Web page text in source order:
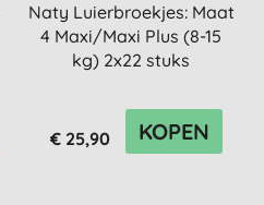
Naty Luierbroekjes: Maat
4 Maxi/Maxi Plus (8-15
kg) 2x22 stuks
€ 25,90 KOPEN